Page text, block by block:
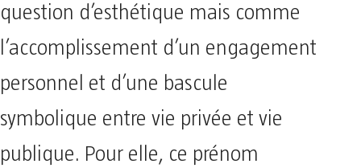
question d’esthétique mais comme
l’accomplissement d’un engagement
personnel et d’une bascule
symbolique entre vie privée et vie
publique. Pour elle, ce prénom